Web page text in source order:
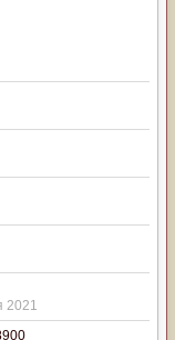
2021